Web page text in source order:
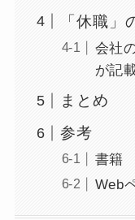
「休職」
会社
が記
まとめ
参考
書籍
Web